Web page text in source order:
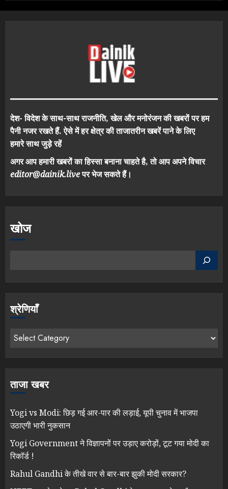
देश- विदेश के साथ-साथ राजनीति, खेल और मनोरंजन की खबरों पर हम
पैनी नजर रखते हैं. ऐसे में हर क्षेत्र की ताजातरीन खबरें पाने के लिए
हमारे साथ जुड़े रहें
अगर आप हमारी खबरों का हिस्सा बनाना चाहते है, तो आप अपने विचार
editor@dainik.liveपर भेज सकते हैं।
खोज
श्रेणियाँ
ताजा खबर
Yogi vs Modi: छिड़ गई आर-पार की लड़ाई, यूपी चुनाव में भाजपा
उठाएगी भारी नुकसान
Yogi Government ने विज्ञापनों पर उड़ाए करोड़ों, टूट गया मोदी का
रिकॉर्ड !
Rahul Gandhi के तीखे वार से बार-बार झुकी मोदी सरकार?